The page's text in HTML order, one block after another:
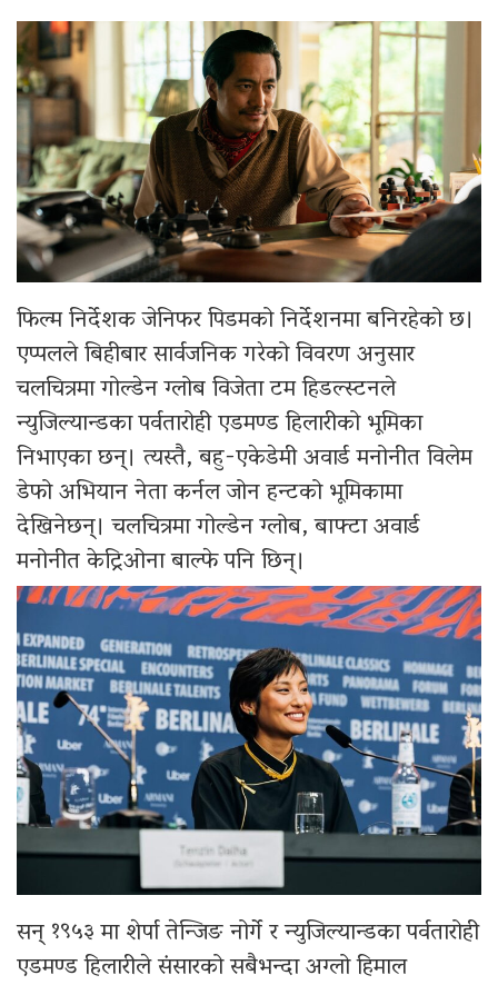
फिल्म निर्देशक जेनिफर पिडमको निर्देशनमा बनिरहेको छ।
एप्पलले बिहीबार सार्वजनिक गरेको विवरण अनुसार
चलचित्रमा गोल्डेन ग्लोब विजेता टम हिडल्स्टनले
न्युजिल्यान्डका पर्वतारोही एडमण्ड हिलारीको भूमिका
निभाएका छन्। त्यस्तै, बहु-एकेडेमी अवार्ड मनोनीत विलेम
डेफो अभियान नेता कर्नल जोन हन्टको भूमिकामा
देखिनेछन्। चलचित्रमा गोल्डेन ग्लोब, बाफ्टा अवार्ड
मनोनीत केट्रिओना बाल्फे पनि छिन्।
सन् १९५३ मा शेर्पा तेन्जिङ नोर्गे र न्युजिल्यान्डका पर्वतारोही
एडमण्ड हिलारीले संसारको सबैभन्दा अग्लो हिमाल